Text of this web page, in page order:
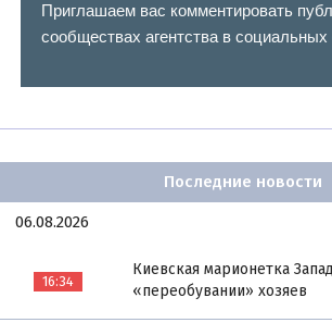
Приглашаем вас комментировать
сообществах агентства в социальных
Последние новости
06.08.2026
16:34
Киевская марионетка
«переобувании» хозяев